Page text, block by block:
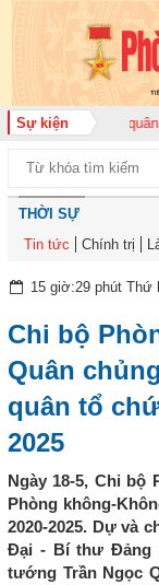
Sự kiện
đoàn Không quân
THỜI SỰ
Tin tức
Chính trị
15 giờ:29 phút Thứ
Chi bộ
Quân
quân tổ
2025
Ngày 18-5, Chi bộ
Phòng không-
2020-2025. Dự và
Đại - Bí thư Đảng
tướng Trần Ngọc